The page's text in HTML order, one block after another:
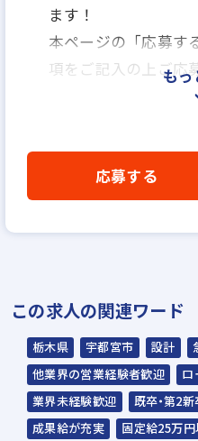
ます！
本ページの「応募す
項をご記入の上ご応
「応募する」よりエ
WEB応募書類による
▼
内定
☆入社時期は相談に
の方も積極的にご応
☆応募の秘密は厳守
もっ
応募する
この求人の関連ワード
栃木県 宇都宮市 設計
他業界の営業経験者歓迎
ロ
業界未経験歓迎
既卒・第2
成果給が充実
固定給25万